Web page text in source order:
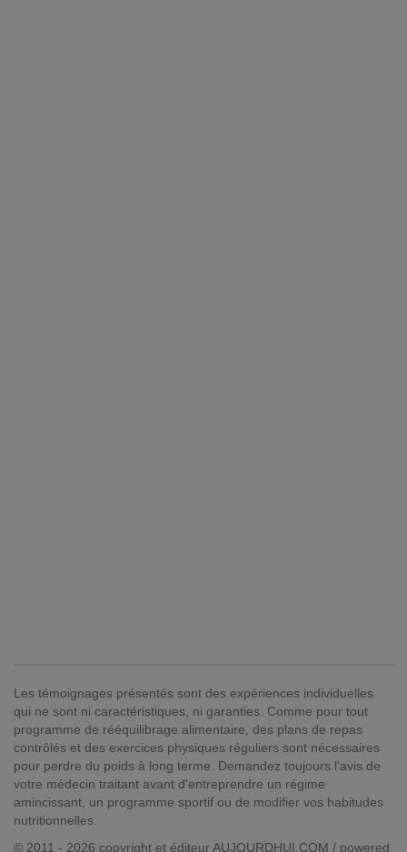
Les témoignages présentés sont des expériences individuelles
qui ne sont ni caractéristiques, ni garanties. Comme pour tout
programme de rééquilibrage alimentaire, des plans de repas
contrôlés et des exercices physiques réguliers sont nécessaires
pour perdre du poids à long terme. Demandez toujours l'avis de
votre médecin traitant avant d'entreprendre un régime
amincissant, un programme sportif ou de modifier vos habitudes
nutritionnelles.
© 2011 - 2026 copyright et éditeur AUJOURDHUI.COM / powered